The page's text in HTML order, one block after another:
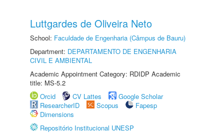
Luttgardes de Oliveira Neto
School: Faculdade de Engenharia (Câmpus de Bauru)
Department: DEPARTAMENTO DE ENGENHARIA
CIVIL E AMBIENTAL
Academic Appointment Category: RDIDP Academic
title: MS-5.2
Orcid
CV Lattes
Google Scholar
ResearcherID
Scopus
Fapesp
Dimensions
Repositório Institucional UNESP